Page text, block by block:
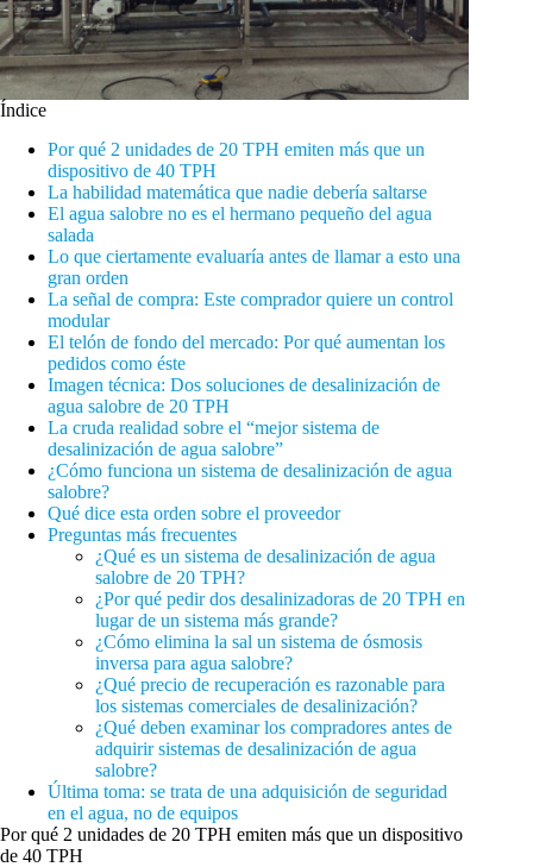
Índice
Por qué 2 unidades de 20 TPH emiten más que un
dispositivo de 40 TPH
La habilidad matemática que nadie debería saltarse
El agua salobre no es el hermano pequeño del agua
salada
Lo que ciertamente evaluaría antes de llamar a esto una
gran orden
La señal de compra: Este comprador quiere un control
modular
El telón de fondo del mercado: Por qué aumentan los
pedidos como éste
Imagen técnica: Dos soluciones de desalinización de
agua salobre de 20 TPH
La cruda realidad sobre el “mejor sistema de
desalinización de agua salobre”
¿Cómo funciona un sistema de desalinización de agua
salobre?
Qué dice esta orden sobre el proveedor
Preguntas más frecuentes
¿Qué es un sistema de desalinización de agua
salobre de 20 TPH?
¿Por qué pedir dos desalinizadoras de 20 TPH en
lugar de un sistema más grande?
¿Cómo elimina la sal un sistema de ósmosis
inversa para agua salobre?
¿Qué precio de recuperación es razonable para
los sistemas comerciales de desalinización?
¿Qué deben examinar los compradores antes de
adquirir sistemas de desalinización de agua
salobre?
Última toma: se trata de una adquisición de seguridad
en el agua, no de equipos
Por qué 2 unidades de 20 TPH emiten más que un dispositivo
de 40 TPH